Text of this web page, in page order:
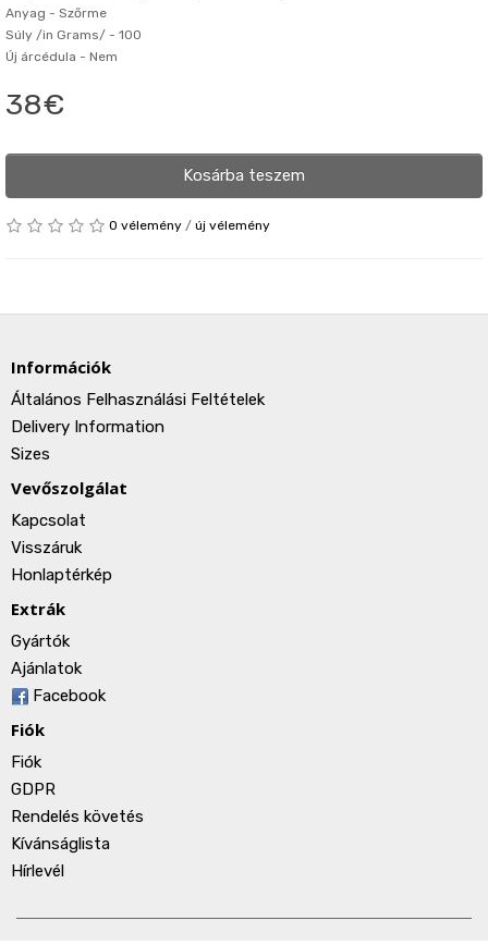
Anyag - Szőrme
Súly /in Grams/ - 100
Új árcédula - Nem
38€
Kosárba teszem
0 vélemény / új vélemény
Információk
Általános Felhasználási Feltételek
Delivery Information
Sizes
Vevőszolgálat
Kapcsolat
Visszáruk
Honlaptérkép
Extrák
Gyártók
Ajánlatok
Facebook
Fiók
Fiók
GDPR
Rendelés követés
Kívánságlista
Hírlevél